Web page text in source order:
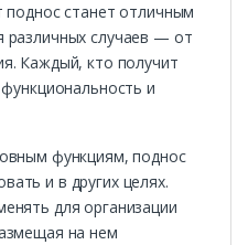
поднос станет отличным
случаев — от
Каждый, кто получит
и
функциям, поднос
и в других целях.
для организации
на нем